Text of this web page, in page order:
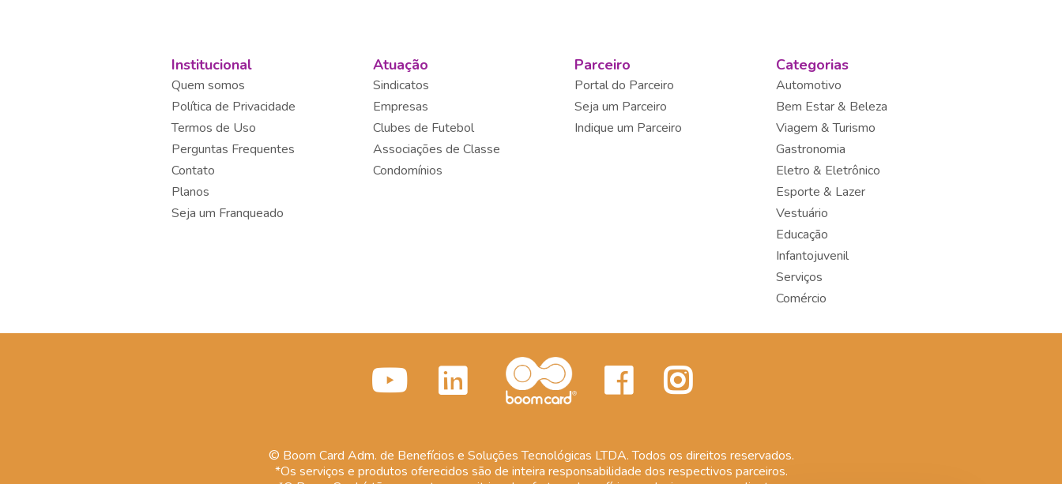
Institucional
Quem somos
Política de Privacidade
Termos de Uso
Perguntas Frequentes
Contato
Planos
Seja um Franqueado
Atuação
Sindicatos
Empresas
Clubes de Futebol
Associações de Classe
Condomínios
Parceiro
Portal do Parceiro
Seja um Parceiro
Indique um Parceiro
Categorias
Automotivo
Bem Estar & Beleza
Viagem & Turismo
Gastronomia
Eletro & Eletrônico
Esporte & Lazer
Vestuário
Educação
Infantojuvenil
Serviços
Comércio
© Boom Card Adm. de Benefícios e Soluções Tecnológicas LTDA. Todos os direitos reservados.
*Os serviços e produtos oferecidos são de inteira responsabilidade dos respectivos parceiros.